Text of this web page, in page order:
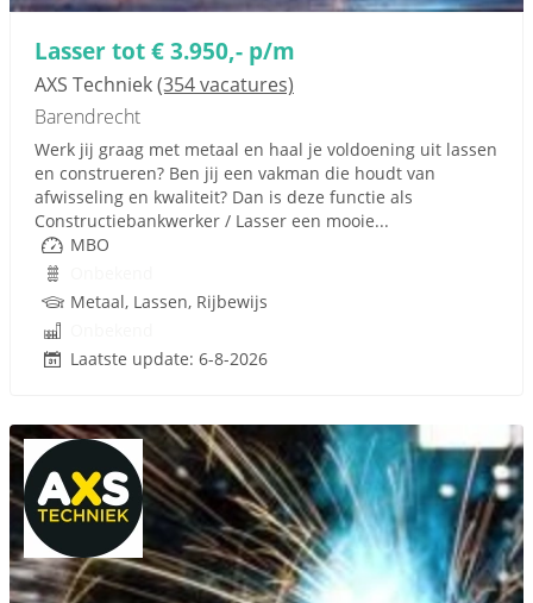
Lasser tot € 3.950,- p/m
AXS Techniek(354 vacatures)
Barendrecht
Werk jij graag met metaal en haal je voldoening uit lassen
en construeren? Ben jij een vakman die houdt van
afwisseling en kwaliteit? Dan is deze functie als
Constructiebankwerker / Lasser een mooie...
MBO
Metaal, Lassen, Rijbewijs
Laatste update: 6-8-2026